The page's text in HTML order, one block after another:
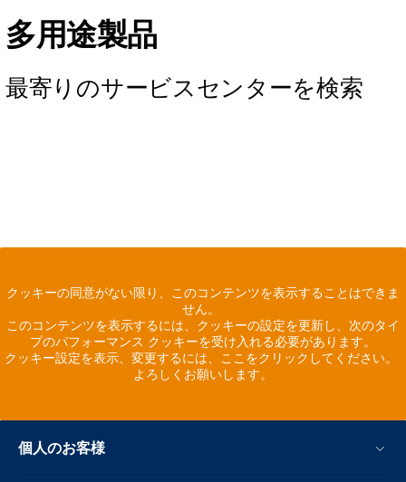
多用途製品
最寄りのサービスセンターを検索
クッキーの同意がない限り、このコンテンツを表示することはできま
せん。
このコンテンツを表示するには、クッキーの設定を更新し、次のタイ
プのパフォーマンス クッキーを受け入れる必要があります。
クッキー設定を表示、変更するには、ここをクリックしてください。
よろしくお願いします。
個人のお客様